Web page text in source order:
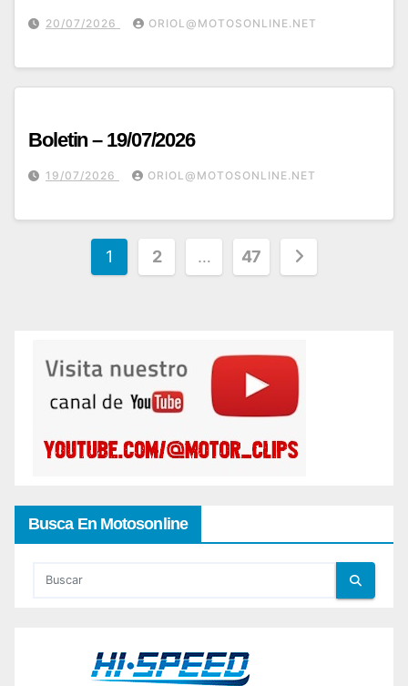
20/07/2026 ORIOL@MOTOSONLINE.NET
Boletin – 19/07/2026
19/07/2026 ORIOL@MOTOSONLINE.NET
Paginación
1 2 … 47
Busca En Motosonline